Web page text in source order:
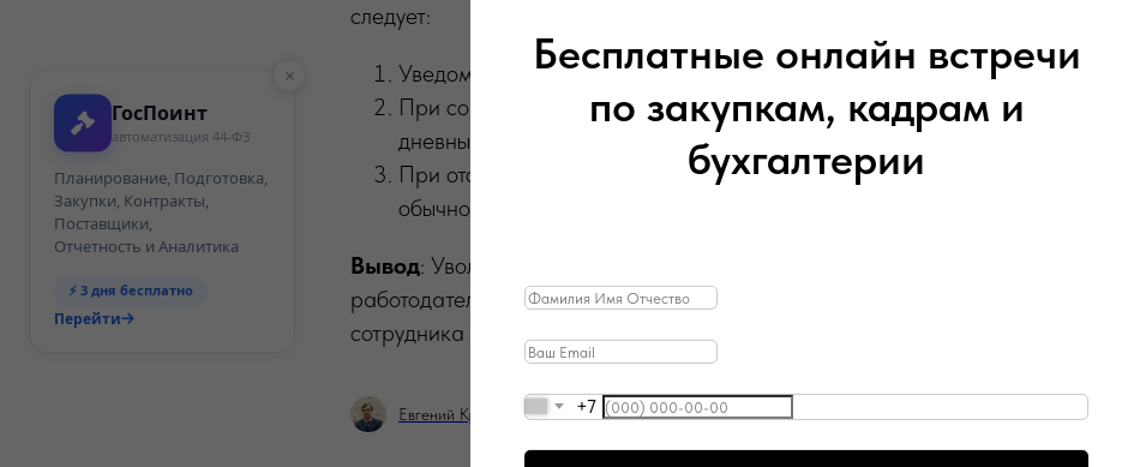
Бесплатные онлайн встречи
по закупкам, кадрам и
бухгалтерии
+7
следует:
Уведомить работника о неактуальности старого заявления.
При согласии сотрудника на увольнение — принять новое заявление и
дневный срок.
При отсутствии инициативы от работника — продолжать трудовые
обычном режиме.
Вывод: Увольнение по копии заявления с «прошедшей» датой незаконно.
работодателя в такой ситуации должны основываться на актуальном
сотрудника и соблюдении процедуры ст. 80 ТК РФ.
Евгений Красавин
×
ГосПоинт
автоматизация 44-ФЗ
Планирование, Подготовка,
Закупки, Контракты,
Поставщики,
Отчетность и Аналитика
⚡ 3 дня бесплатно
Перейти